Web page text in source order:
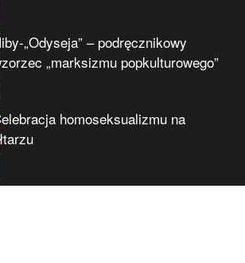
„Odyseja” – podręcznikowy
„marksizmu popkulturowego”
homoseksualizmu na